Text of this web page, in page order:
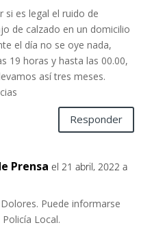
si es legal el ruido de
de calzado en un domicilio
el día no se oye nada,
19 horas y hasta las 00.00,
así tres meses.
Responder
Prensa el 21 abril, 2022 a
Puede informarse
Local.